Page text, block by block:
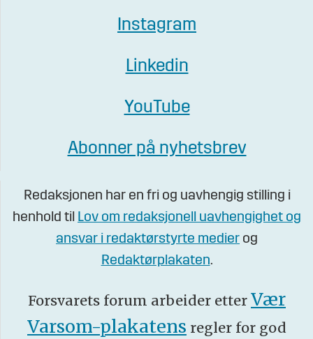
Instagram
Linkedin
YouTube
Abonner på nyhetsbrev
Redaksjonen har en fri og uavhengig stilling i
henhold til Lov om redaksjonell uavhengighet og
ansvar i redaktørstyrte medier og
Redaktørplakaten.
Forsvarets forum arbeider etter Vær
Varsom-plakatens regler for god